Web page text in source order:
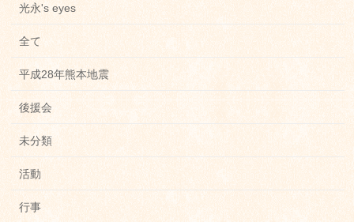
光永's eyes
全て
平成28年熊本地震
後援会
未分類
活動
行事